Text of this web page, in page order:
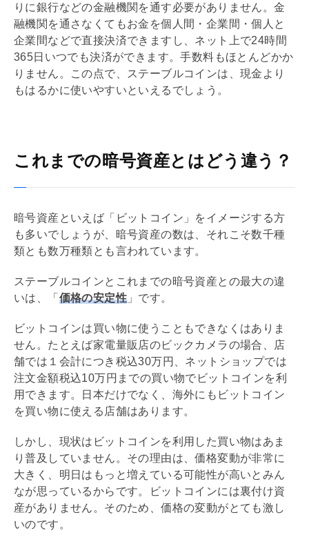
りに銀行などの金融機関を通す必要がありません。金
融機関を通さなくてもお金を個人間・企業間・個人と
企業間などで直接決済できますし、ネット上で24時間
365日いつでも決済ができます。手数料もほとんどかか
りません。この点で、ステーブルコインは、現金より
もはるかに使いやすいといえるでしょう。
これまでの暗号資産とはどう違う？
暗号資産といえば「ビットコイン」をイメージする方
も多いでしょうが、暗号資産の数は、それこそ数千種
類とも数万種類とも言われています。
ステーブルコインとこれまでの暗号資産との最大の違
いは、「 価格の安定性 」です。
ビットコインは買い物に使うこともできなくはありま
せん。たとえば家電量販店のビックカメラの場合、店
舗では１会計につき税込30万円、ネットショップでは
注文金額税込10万円までの買い物でビットコインを利
用できます。日本だけでなく、海外にもビットコイン
を買い物に使える店舗はあります。
しかし、現状はビットコインを利用した買い物はあま
り普及していません。その理由は、価格変動が非常に
大きく、明日はもっと増えている可能性が高いとみん
なが思っているからです。ビットコインには裏付け資
産がありません。そのため、価格の変動がとても激し
いのです。